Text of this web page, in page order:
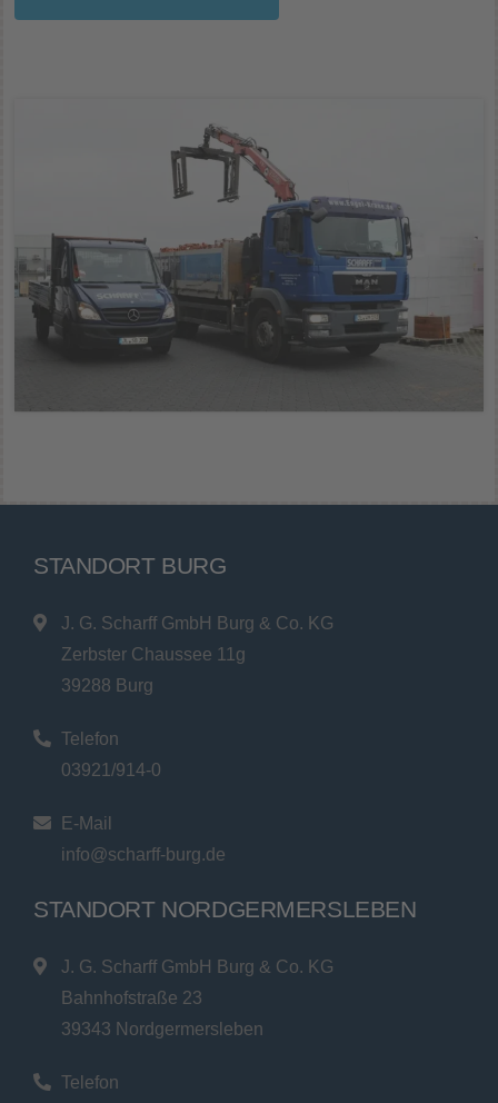
STANDORT BURG
J. G. Scharff GmbH Burg & Co. KG
Zerbster Chaussee 11g
39288 Burg
Telefon
03921/914-0
E-Mail
info@scharff-burg.de
STANDORT NORDGERMERSLEBEN
J. G. Scharff GmbH Burg & Co. KG
Bahnhofstraße 23
39343 Nordgermersleben
Telefon